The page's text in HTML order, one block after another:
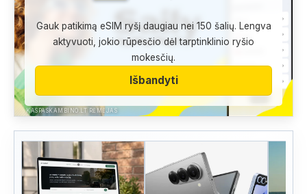
KASPASKAMBINO.LT RĖMĖJAS
Gauk patikimą eSIM ryšį daugiau nei 150 šalių. Lengva
aktyvuoti, jokio rūpesčio dėl tarptinklinio ryšio
mokesčių.
Išbandyti